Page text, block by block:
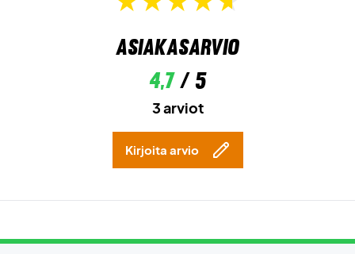
Asiakasarvio
4,7/ 5
3 arviot
Kirjoita arvio